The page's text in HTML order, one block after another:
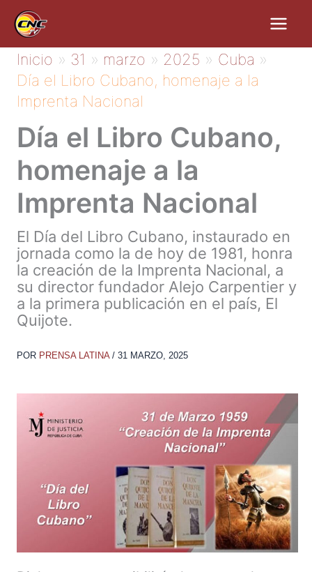
contenido
Inicio 31 marzo 2025
Cuba
Día el Libro Cubano, homenaje a la
Imprenta Nacional
Día el Libro Cubano,
homenaje a la
Imprenta Nacional
El Día del Libro Cubano, instaurado en
jornada como la de hoy de 1981, honra
la creación de la Imprenta Nacional, a
su director fundador Alejo Carpentier y
a la primera publicación en el país, El
Quijote.
POR PRENSA LATINA / 31 MARZO, 2025